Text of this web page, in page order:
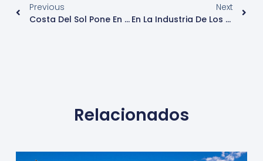
Previous
Costa Del Sol Pone En Marcha Un Plan De Promoción De Golf Para El 2022
Next
En La Industria De Los Cruceros Plantean Recuperar Su Plena Capacidad Para Agosto
Relacionados